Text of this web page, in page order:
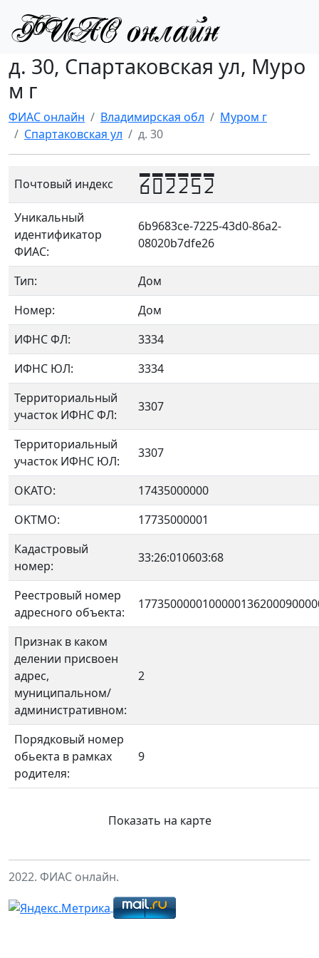
д. 30, Спартаковская ул, Муро
м г
ФИАС онлайн Владимирская обл
Муром г
Спартаковская ул
д. 30
Почтовый индекс 602252
Уникальный
идентификатор
ФИАС:
6b9683ce-7225-43d0-86a2-
08020b7dfe26
Тип:
Дом
Номер:
Дом
ИФНС ФЛ:
3334
ИФНС ЮЛ:
3334
Территориальный
участок ИФНС ФЛ:
3307
Территориальный
участок ИФНС ЮЛ:
3307
ОКАТО:
17435000000
OKTMO:
17735000001
Кадастровый
номер:
33:26:010603:68
Реестровый номер
адресного объекта:
Признак в каком
делении присвоен
адрес,
муниципальном/
административном:
2
Порядковый номер
обьекта в рамках
родителя:
9
Показать на карте
2022. ФИАС онлайн.